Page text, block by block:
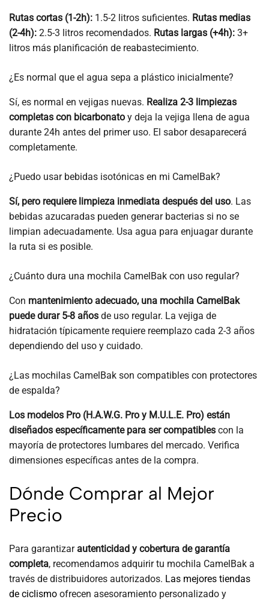
Rutas cortas (1-2h): 1.5-2 litros suficientes. Rutas medias
(2-4h): 2.5-3 litros recomendados. Rutas largas (+4h): 3+
litros más planificación de reabastecimiento.
¿Es normal que el agua sepa a plástico inicialmente?
Sí, es normal en vejigas nuevas. Realiza 2-3 limpiezas
completas con bicarbonato y deja la vejiga llena de agua
durante 24h antes del primer uso. El sabor desaparecerá
completamente.
¿Puedo usar bebidas isotónicas en mi CamelBak?
Sí, pero requiere limpieza inmediata después del uso. Las
bebidas azucaradas pueden generar bacterias si no se
limpian adecuadamente. Usa agua para enjuagar durante
la ruta si es posible.
¿Cuánto dura una mochila CamelBak con uso regular?
Con mantenimiento adecuado, una mochila CamelBak
puede durar 5-8 años de uso regular. La vejiga de
hidratación típicamente requiere reemplazo cada 2-3 años
dependiendo del uso y cuidado.
¿Las mochilas CamelBak son compatibles con protectores
de espalda?
Los modelos Pro (H.A.W.G. Pro y M.U.L.E. Pro) están
diseñados específicamente para ser compatibles con la
mayoría de protectores lumbares del mercado. Verifica
dimensiones específicas antes de la compra.
Dónde Comprar al Mejor
Precio
Para garantizar autenticidad y cobertura de garantía
completa, recomendamos adquirir tu mochila CamelBak a
través de distribuidores autorizados. Las mejores tiendas
de ciclismo ofrecen asesoramiento personalizado y